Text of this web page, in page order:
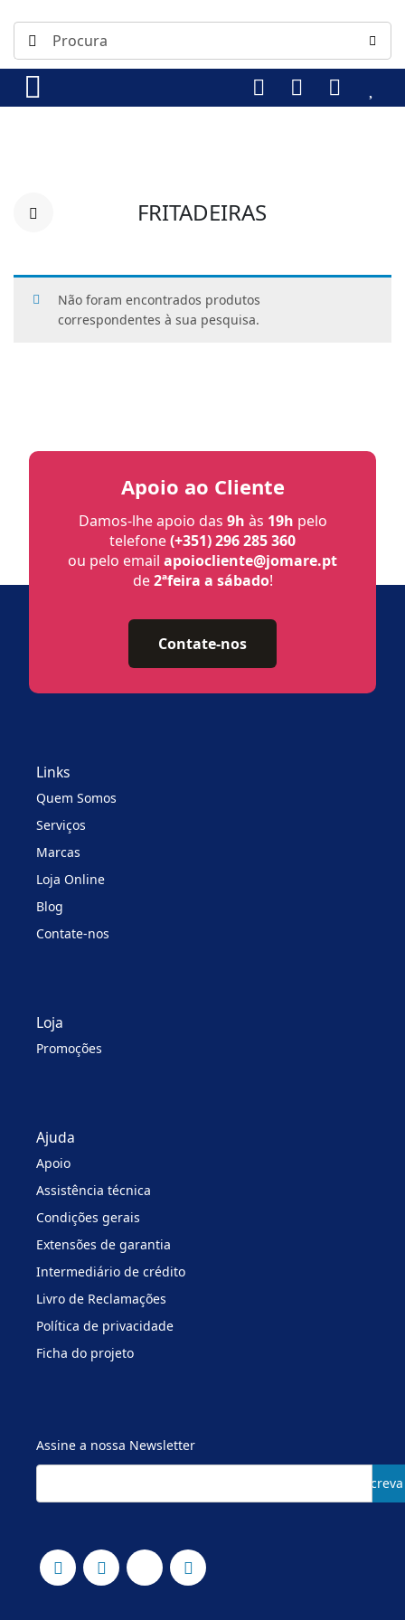
FRITADEIRAS
Não foram encontrados produtos
correspondentes à sua pesquisa.
Apoio ao Cliente
Damos-lhe apoio das 9h às 19h pelo
telefone(+351) 296 285 360
ou pelo email apoiocliente@jomare.pt
de2ªfeira a sábado!
Contate-nos
Links
Quem Somos
Serviços
Marcas
Loja Online
Blog
Contate-nos
Loja
Promoções
Ajuda
Apoio
Assistência técnica
Condições gerais
Extensões de garantia
Intermediário de crédito
Livro de Reclamações
Política de privacidade
Ficha do projeto
Assine a nossa Newsletter
Subscreva